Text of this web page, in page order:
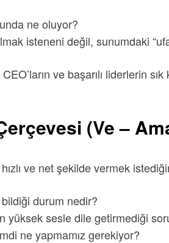
ne oluyor?
isteneni değil, sunumdaki
ve başarılı liderlerin
(Ve –
ve net şekilde vermek
durum nedir?
yüksek sesle dile getirmediği
ne yapmamız gerekiyor?